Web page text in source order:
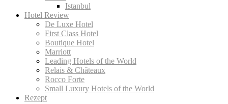
Istanbul
Hotel Review
De Luxe Hotel
First Class Hotel
Boutique Hotel
Marriott
Leading Hotels of the World
Relais & Châteaux
Rocco Forte
Small Luxury Hotels of the World
Rezept